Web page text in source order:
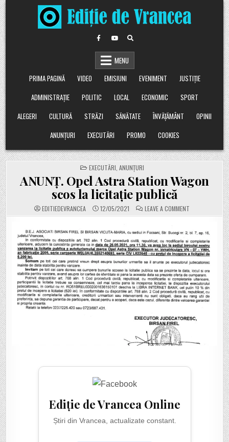
Skip
to
content
MENU
PRIMA PAGINĂ
VIDEO EMISIUNI EVENIMENT
JUSTIȚIE
ADMINISTRAȚIE
POLITIC LOCAL ECONOMIC
SPORT
ALEGERI
CULTURĂ STRĂZI SĂNĂTATE ÎNVĂȚĂMÂNT
OPINII
ANUNȚURI
EXECUTĂRI PROMO COOKIES
POSTED
IN
EXECUTĂRI ANUNȚURI
ANUNȚ. Opel Astra Station Wagon
scos la licitație publică
EDITIEDEVRANCEA 12/05/2021 LEAVE A COMMENT
ANUNȚ.
STATION
WAGON
SCOS
LA
LICITAȚIE
PUBLICĂ
Ediție de Vrancea Online
Știri din Vrancea, actualizate constant.